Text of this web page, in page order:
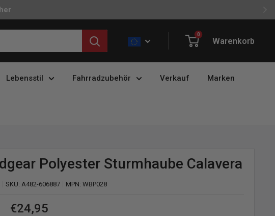
0
Warenkorb
Lebensstil Fahrradzubehör Verkauf Marken
Polyester Sturmhaube Calavera
SKU: A482-606887 MPN: WBP028
Sonderpreis
€24,95